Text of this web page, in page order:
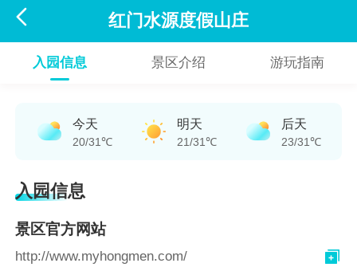
 红门水源度假山庄
入园信息 景区介绍 游玩指南
今天
20/31℃
明天
21/31℃
后天
23/31℃
入园信息
景区官方网站
http://www.myhongmen.com/ 